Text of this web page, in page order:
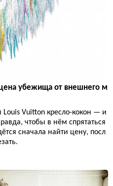
убежища от внешнего м
Louis Vuitton кресло-кокон — и
чтобы в нём спрятаться
сначала найти цену, посл